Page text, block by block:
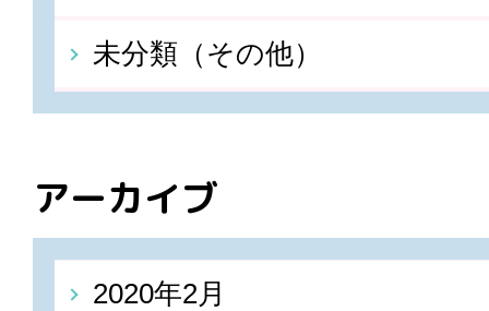
未分類（その他）
アーカイブ
2020年2月